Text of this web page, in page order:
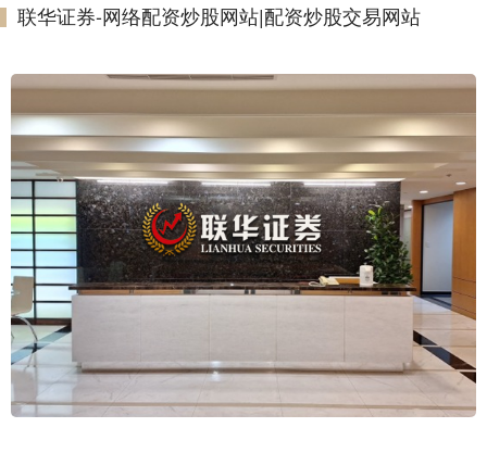
联华证券-网络配资炒股网站|配资炒股交易网站